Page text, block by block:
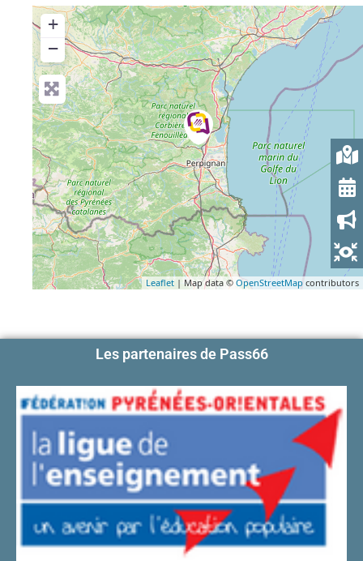
+
−
Leaflet | Map data © OpenStreetMap contributors
Les partenaires de Pass66